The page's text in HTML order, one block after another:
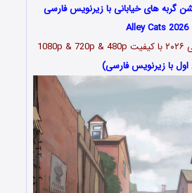
گربه های خیابانی با زیرنویس فارسی
Alley Cats 2026
۲۰۲۶با کیفیت 1080p & 720p & 480p
با زیرنویس فارسی)